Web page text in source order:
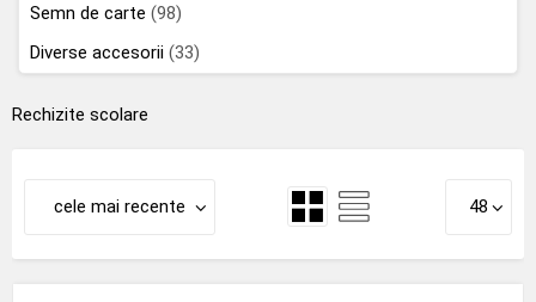
Semn de carte (98)
Diverse accesorii (33)
Rechizite scolare
cele mai recente 48